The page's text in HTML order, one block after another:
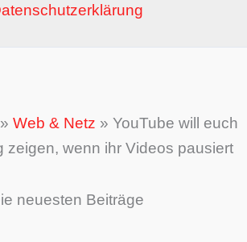
» Web & Netz » YouTube will euch
zeigen, wenn ihr Videos pausiert
neuesten Beiträge